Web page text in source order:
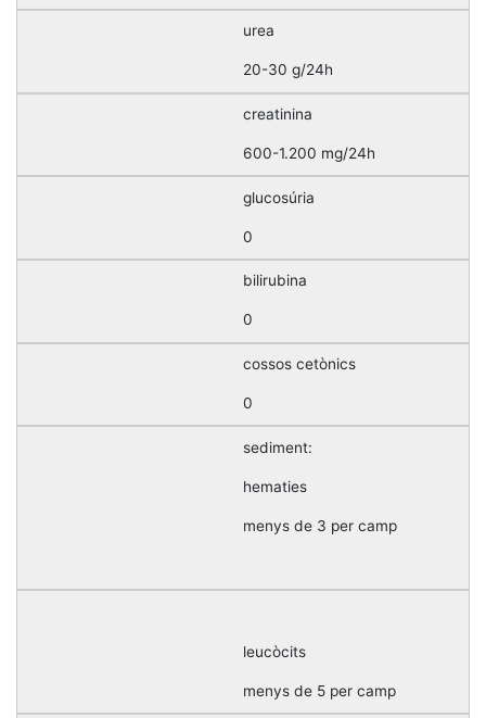
urea
20-30 g/24h
creatinina
600-1.200 mg/24h
glucosúria
0
bilirubina
0
cossos cetònics
0
sediment:
hematies
menys de 3 per camp
leucòcits
menys de 5 per camp